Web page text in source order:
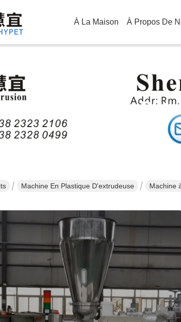
À La Maison À Propos De
Machine En Plastique D'extrudeuse Machine